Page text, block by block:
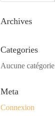
Archives
Categories
Aucune catégorie
Meta
Connexion